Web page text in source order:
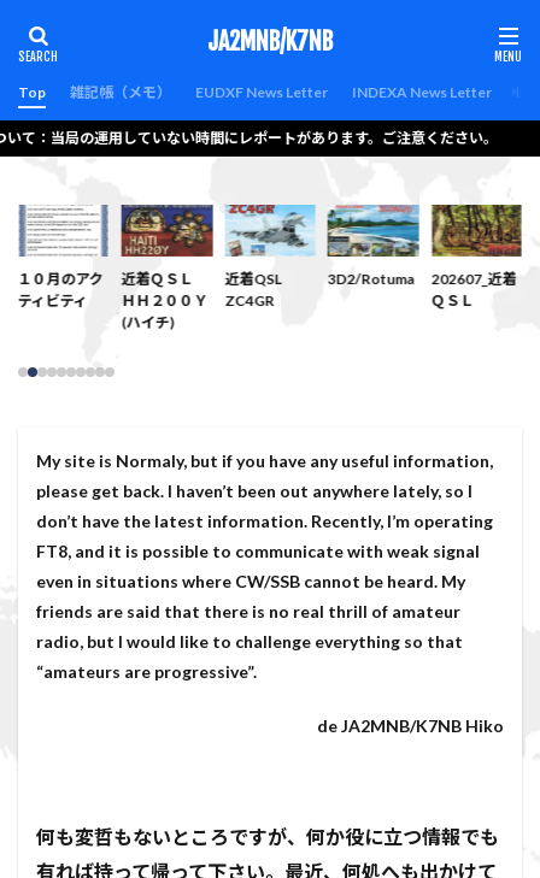
JA2MNB/K7NB
Top 雑記帳（メモ） EUDXF News Letter INDEXA News Letter
：当局の運用していない時間にレポートがあります。ご注意ください。
１０月のアク
ティビティ
近着ＱＳＬ
ＨＨ２００Ｙ
(ハイチ)
近着QSL
ZC4GR
3D2/Rotuma
202607_近着
ＱＳＬ
My site is Normaly, but if you have any useful information,
please get back. I haven’t been out anywhere lately, so I
don’t have the latest information. Recently, I’m operating
FT8, and it is possible to communicate with weak signal
even in situations where CW/SSB cannot be heard. My
friends are said that there is no real thrill of amateur
radio, but I would like to challenge everything so that
“amateurs are progressive”.
de JA2MNB/K7NB Hiko
何も変哲もないところですが、何か役に立つ情報でも
有れば持って帰って下さい。最近、何処へも出かけて
検索